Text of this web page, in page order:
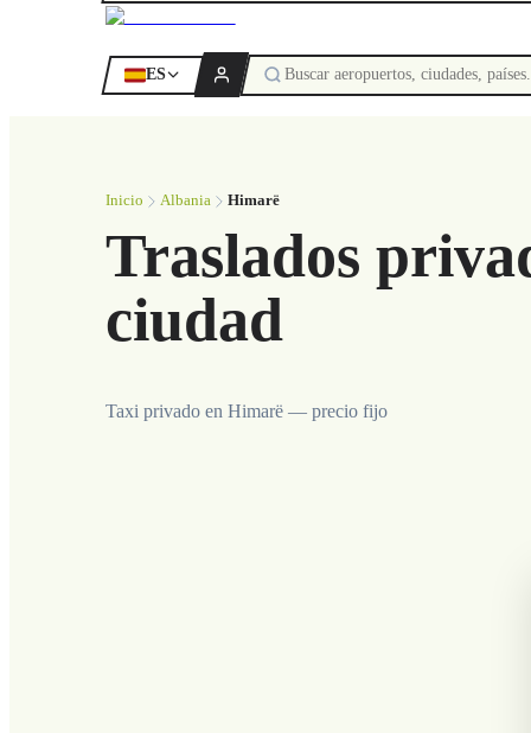
ES
Inicio Albania Himarë
Traslados
ciudad
Taxi privado en Himarë — precio fijo